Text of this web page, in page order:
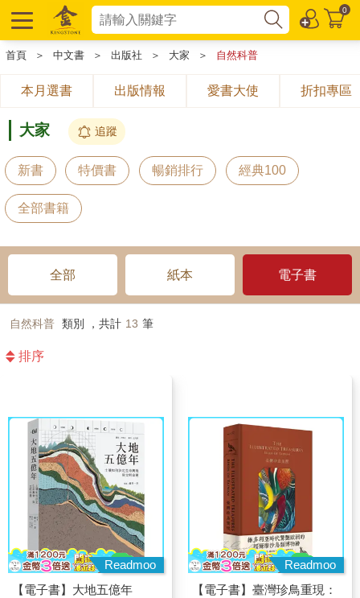
0
首頁 ＞ 中文書 ＞ 出版社 ＞ 大家 ＞ 自然科普
本月選書 出版情報 愛書大使 折扣專區
大家 追蹤
新書 特價書 暢銷排行 經典100
全部書籍
全部 紙本 電子書
自然科普 類別 ，共計 13 筆
排序
Readmoo
【電子書】大地五億年
Readmoo
【電子書】臺灣珍鳥重現：